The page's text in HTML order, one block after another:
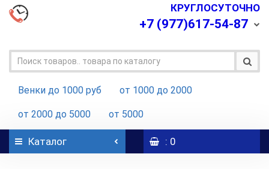
КРУГЛОСУТОЧНО
+7 (977)617-54-87
Венки до 1000 руб от 1000 до 2000
от 2000 до 5000 от 5000
Каталог : 0